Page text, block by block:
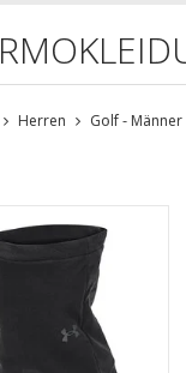
Herren Golf - Männer